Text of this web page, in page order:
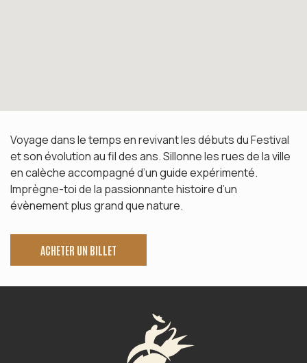
Voyage dans le temps en revivant les débuts du Festival
et son évolution au fil des ans. Sillonne les rues de la ville
en calèche accompagné d’un guide expérimenté.
Imprègne-toi de la passionnante histoire d’un
évènement plus grand que nature.
ACHETER UN BILLET